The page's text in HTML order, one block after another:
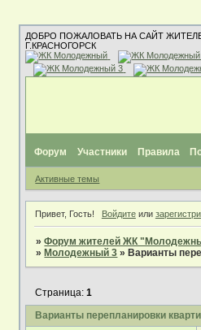
ДОБРО ПОЖАЛОВАТЬ НА САЙТ
Г.КРАСНОГОРСК
Форум Участники Правила
Активные темы
Привет, Гость! Войдитеили
»Форум жителей ЖК
» Молодежный 3 » Варианты
Варианты перепланировки
Страница:1